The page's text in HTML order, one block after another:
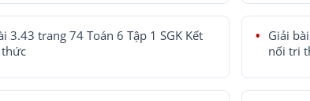
3.43 trang 74 Toán 6 Tập 1 SGK Kết
Giải
nối tri